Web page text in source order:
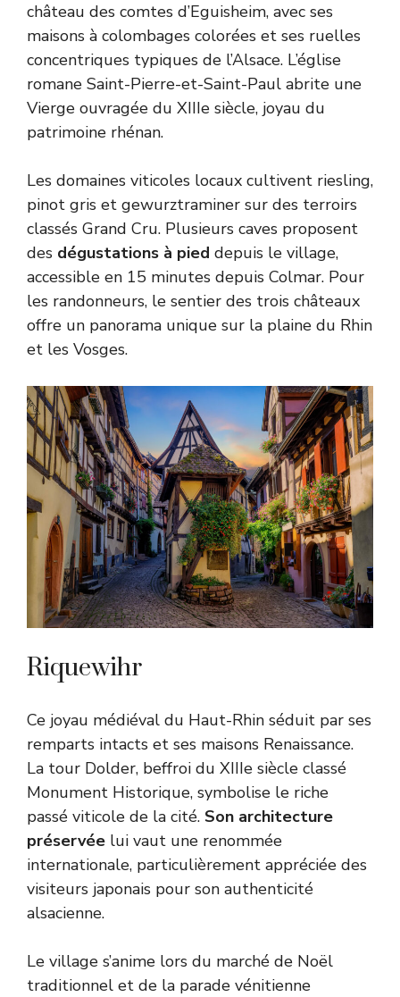
château des comtes d’Eguisheim, avec ses
maisons à colombages colorées et ses ruelles
concentriques typiques de l’Alsace. L’église
romane Saint-Pierre-et-Saint-Paul abrite une
Vierge ouvragée du XIIIe siècle, joyau du
patrimoine rhénan.
Les domaines viticoles locaux cultivent riesling,
pinot gris et gewurztraminer sur des terroirs
classés Grand Cru. Plusieurs caves proposent
des dégustations à pied depuis le village,
accessible en 15 minutes depuis Colmar. Pour
les randonneurs, le sentier des trois châteaux
offre un panorama unique sur la plaine du Rhin
et les Vosges.
Riquewihr
Ce joyau médiéval du Haut-Rhin séduit par ses
remparts intacts et ses maisons Renaissance.
La tour Dolder, beffroi du XIIIe siècle classé
Monument Historique, symbolise le riche
passé viticole de la cité. Son architecture
préservée lui vaut une renommée
internationale, particulièrement appréciée des
visiteurs japonais pour son authenticité
alsacienne.
Le village s’anime lors du marché de Noël
traditionnel et de la parade vénitienne